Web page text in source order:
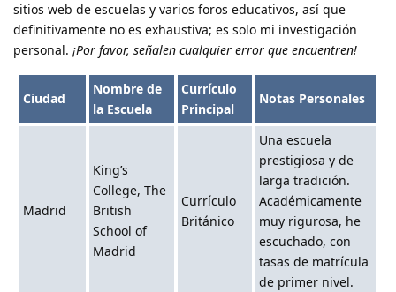
sitios web de escuelas y varios foros educativos, así que
definitivamente no es exhaustiva; es solo mi investigación
personal. ¡Por favor, señalen cualquier error que encuentren!
Ciudad
Nombre de
la Escuela
Currículo
Principal
Notas Personales
Madrid
King’s
College, The
British
School of
Madrid
Currículo
Británico
Una escuela
prestigiosa y de
larga tradición.
Académicamente
muy rigurosa, he
escuchado, con
tasas de matrícula
de primer nivel.